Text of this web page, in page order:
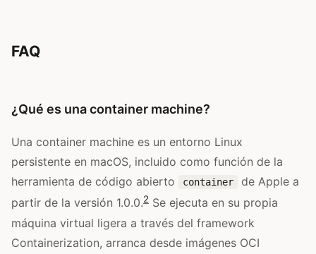
FAQ
¿Qué es una container machine?
Una container machine es un entorno Linux
persistente en macOS, incluido como función de la
herramienta de código abierto
container
de Apple a
partir de la versión 1.0.0.2 Se ejecuta en su propia
máquina virtual ligera a través del framework
Containerization, arranca desde imágenes OCI